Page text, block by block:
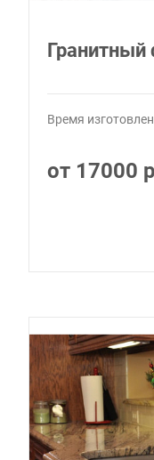
Гранитный
Время
от 17000